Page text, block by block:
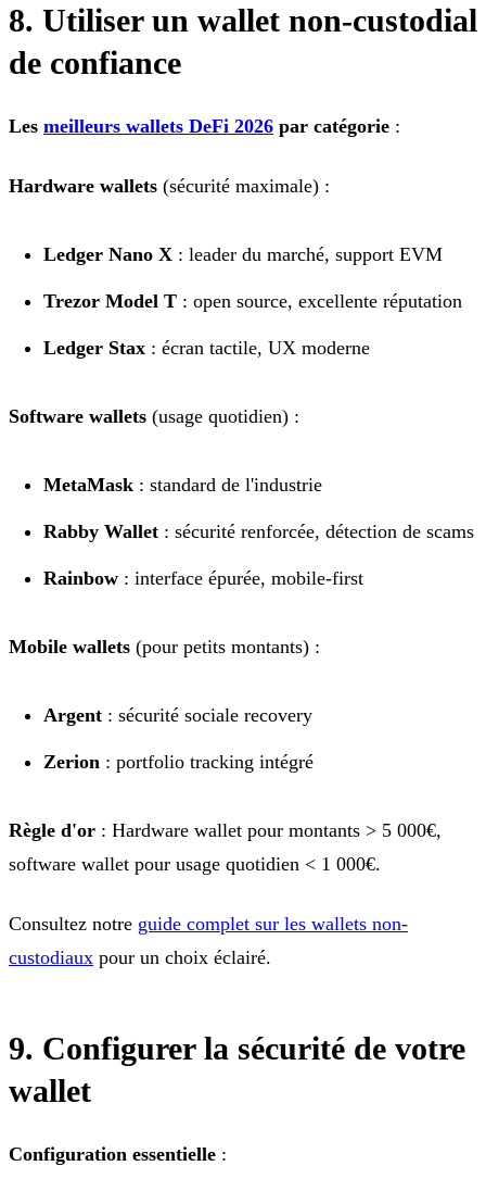
8. Utiliser un wallet non-custodial
de confiance
Les meilleurs wallets DeFi 2026 par catégorie :
Hardware wallets (sécurité maximale) :
Ledger Nano X : leader du marché, support EVM
Trezor Model T : open source, excellente réputation
Ledger Stax : écran tactile, UX moderne
Software wallets (usage quotidien) :
MetaMask : standard de l'industrie
Rabby Wallet : sécurité renforcée, détection de scams
Rainbow : interface épurée, mobile-first
Mobile wallets (pour petits montants) :
Argent : sécurité sociale recovery
Zerion : portfolio tracking intégré
Règle d'or : Hardware wallet pour montants > 5 000€,
software wallet pour usage quotidien < 1 000€.
Consultez notre guide complet sur les wallets non-
custodiaux pour un choix éclairé.
9. Configurer la sécurité de votre
wallet
Configuration essentielle :